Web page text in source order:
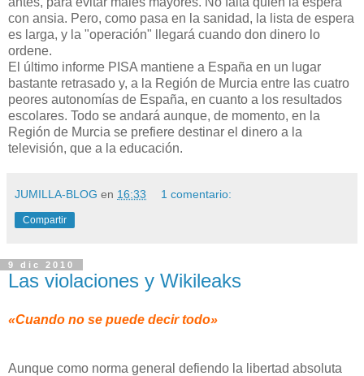
con ansia. Pero, como pasa en la sanidad, la lista de espera
es larga, y la "operación" llegará cuando don dinero lo
ordene.
El último informe PISA mantiene a España en un lugar
bastante retrasado y, a la Región de Murcia entre las cuatro
peores autonomías de España, en cuanto a los resultados
escolares. Todo se andará aunque, de momento, en la
Región de Murcia se prefiere destinar el dinero a la
televisión, que a la educación.
JUMILLA-BLOG en 16:33 1 comentario:
Compartir
9 dic 2010
Las violaciones y Wikileaks
«Cuando no se puede decir todo»
Aunque como norma general defiendo la libertad absoluta